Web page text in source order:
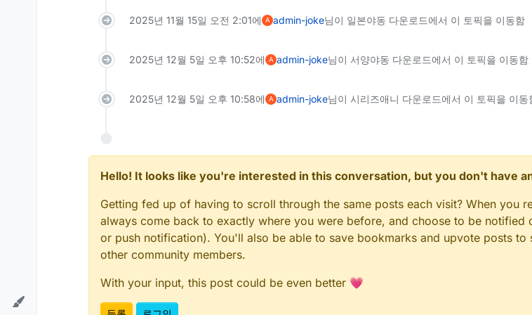
2025년 11월 15일 오전 2:01에 A admin-joke님이 일본야동 다운로드에서 이 토픽을 이동함
2025년 12월 5일 오후 10:52에 A admin-joke님이 서양야동 다운로드에서 이 토픽을 이동함
2025년 12월 5일 오후 10:58에 A admin-joke님이 시리즈애니 다운로드에서 이 토픽을 이동
Hello! It looks like you're interested in this conversation, but you don't have
Getting fed up of having to scroll through the same posts each visit? When you
always come back to exactly where you were before, and choose to be notified
or push notification). You'll also be able to save bookmarks and upvote posts to
other community members.
With your input, this post could be even better 💗